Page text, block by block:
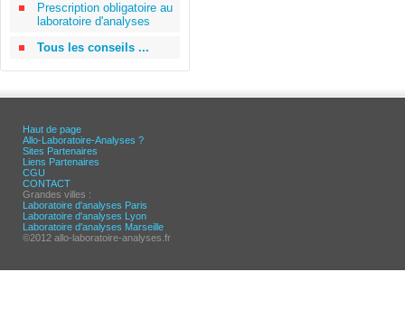
Prescription obligatoire au
laboratoire d'analyses
Tous les conseils ...
Haut de page
Allo-Laboratoire-Analyses ?
Sites Partenaires
Liens Partenaires
CGU
CONTACT
Grandes villes :
Laboratoire d'analyses Paris
Laboratoire d'analyses Lyon
Laboratoire d'analyses Marseille
©2012 allo-laboratoire-analyses.fr